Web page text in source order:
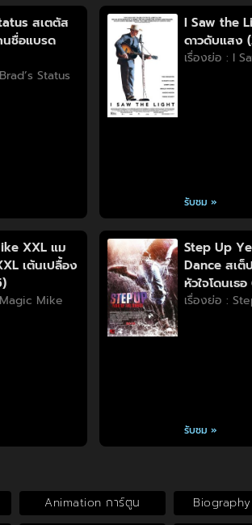
สเตตัส
ชื่อแบรด
Status
I Saw the
ดาวดับแสง
เรื่องย่อ : I
รับชม »
XXL แม
เต้นเปลื้อง
Mike
Step Up
Dance สเต็
หัวใจโดนเธ
เรื่องย่อ :
รับชม »
Animation การ์ตูน